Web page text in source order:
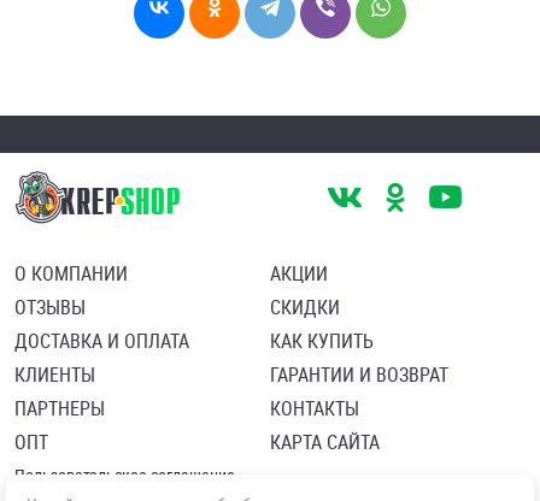
О КОМПАНИИ
ОТЗЫВЫ
ДОСТАВКА И ОПЛАТА
КЛИЕНТЫ
ПАРТНЕРЫ
ОПТ
АКЦИИ
СКИДКИ
КАК КУПИТЬ
ГАРАНТИИ И ВОЗВРАТ
КОНТАКТЫ
КАРТА САЙТА
Пользовательское соглашение
Политика в отношении обработки персональных данных